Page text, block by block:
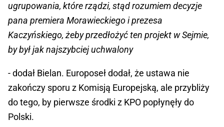
ugrupowania, które rządzi, stąd rozumiem decyzje
pana premiera Morawieckiego i prezesa
Kaczyńskiego, żeby przedłożyć ten projekt w Sejmie,
by był jak najszybciej uchwalony
- dodał Bielan. Europoseł dodał, że ustawa nie
zakończy sporu z Komisją Europejską, ale przybliży
do tego, by pierwsze środki z KPO popłynęły do
Polski.